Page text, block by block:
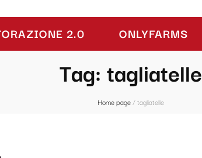
2.0 ONLYFARMS
Tag: tagliatelle
Home page/tagliatelle